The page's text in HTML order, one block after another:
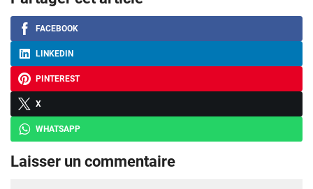
FACEBOOK
LINKEDIN
PINTEREST
X
WHATSAPP
Laisser un commentaire